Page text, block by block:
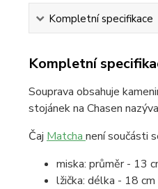
Kompletní specifikace
Kompletní
Souprava obsahuje
stojánek na Chasen
Čaj Matcha není součásti
miska: průměr - 13
lžička: délka - 18 cm